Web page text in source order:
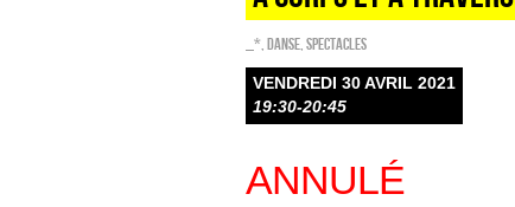
_* Danse SPECTACLES
VENDREDI 30 AVRIL 2021
19:30-20:45
ANNULÉ